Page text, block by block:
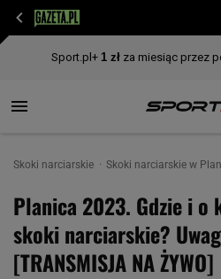
Skoki narciarskie Skoki narciarskie w
Planica 2023. Gdzie i o
skoki narciarskie?
[TRANSMISJA NA ŻYWO]